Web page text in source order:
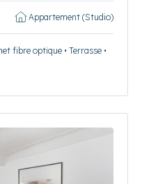
Appartement (Studio)
fibre optique • Terrasse •